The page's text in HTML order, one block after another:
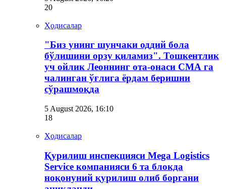
20
Ҳодисалар
"Биз унинг шунчаки оддий бола
бўлишини орзу қиламиз". Тошкентлик
уч ойлик Леоннинг ота-онаси СМА га
чалинган ўғлига ёрдам беришни
сўрашмоқда
5 August 2026, 16:10
18
Ҳодисалар
Қурилиш инспекцияси Мega Logistics
Service компанияси 6 та блокда
ноқонуний қурилиш олиб боргани